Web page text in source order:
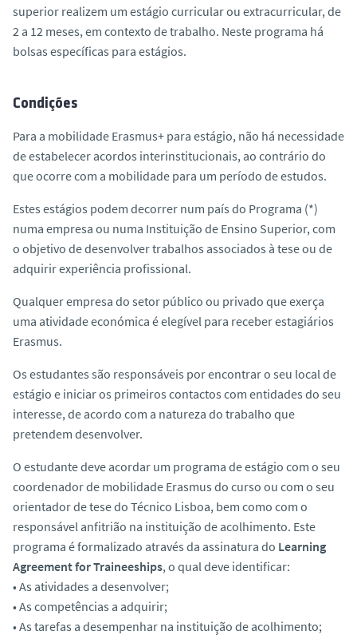
superior realizem um estágio curricular ou extracurricular, de
2 a 12 meses, em contexto de trabalho. Neste programa há
bolsas específicas para estágios.
Condições
Para a mobilidade Erasmus+ para estágio, não há necessidade
de estabelecer acordos interinstitucionais, ao contrário do
que ocorre com a mobilidade para um período de estudos.
Estes estágios podem decorrer num país do Programa (*)
numa empresa ou numa Instituição de Ensino Superior, com
o objetivo de desenvolver trabalhos associados à tese ou de
adquirir experiência profissional.
Qualquer empresa do setor público ou privado que exerça
uma atividade económica é elegível para receber estagiários
Erasmus.
Os estudantes são responsáveis por encontrar o seu local de
estágio e iniciar os primeiros contactos com entidades do seu
interesse, de acordo com a natureza do trabalho que
pretendem desenvolver.
O estudante deve acordar um programa de estágio com o seu
coordenador de mobilidade Erasmus do curso ou com o seu
orientador de tese do Técnico Lisboa, bem como com o
responsável anfitrião na instituição de acolhimento. Este
programa é formalizado através da assinatura do Learning
Agreement for Traineeships, o qual deve identificar:
• As atividades a desenvolver;
• As competências a adquirir;
• As tarefas a desempenhar na instituição de acolhimento;